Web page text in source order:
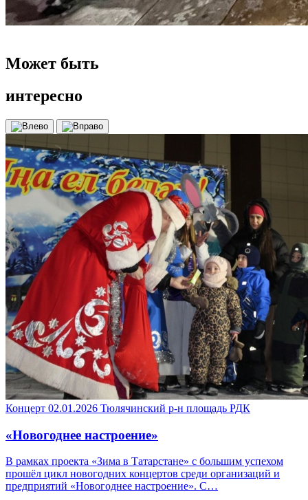
Может быть
интересно
Концерт 02.01.2026 Тюлячинский р-н площадь РДК
«Новогоднее настроение»
В рамках проекта «Зима в Татарстане» с большим успехом
прошёл цикл новогодних концертов среди организаций и
предприятий «Новогоднее настроение». С…